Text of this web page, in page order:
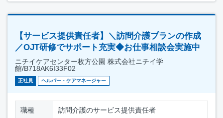
【サービス提供責任者】＼訪問介護プランの作成
／OJT研修でサポート充実◆お仕事相談会実施中
ニチイケアセンター枚方公園 株式会社ニチイ学
館/B718AK6I33F02
正社員 ヘルパー・ケアマネージャー
職種 訪問介護のサービス提供責任者